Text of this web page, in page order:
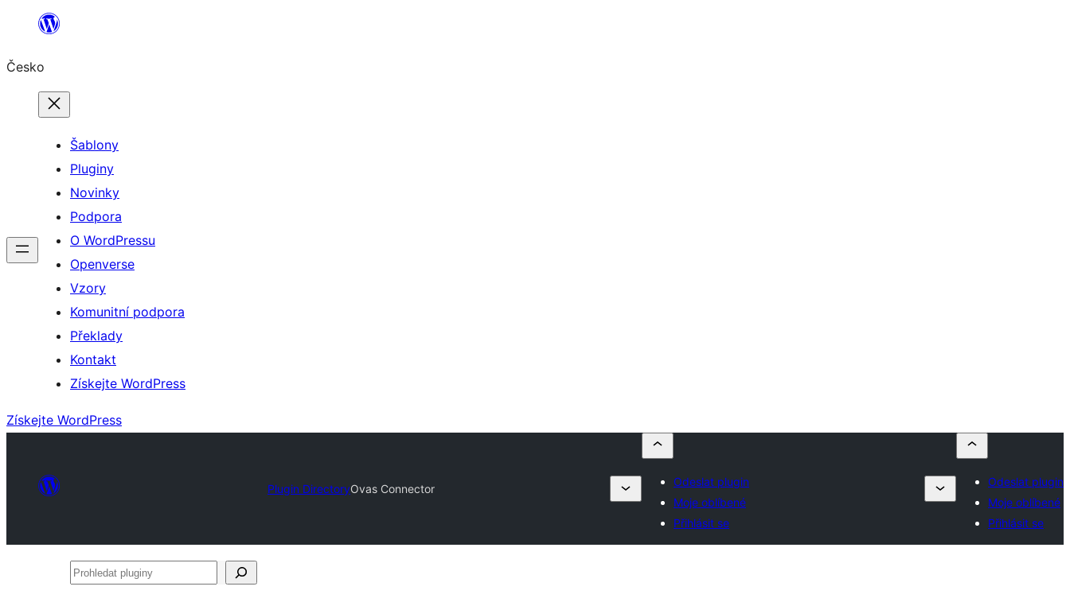
Přeskočit
obsah
Česko
Šablony
Pluginy
Novinky
Podpora
O WordPressu
Openverse
Vzory
Komunitní podpora
Překlady
Kontakt
Získejte WordPress
Získejte WordPress
Plugin DirectoryOvas Connector
Odeslat plugin
Moje oblíbené
Přihlásit se
Odeslat plugin
Moje oblíbené
Přihlásit se
Prohledat